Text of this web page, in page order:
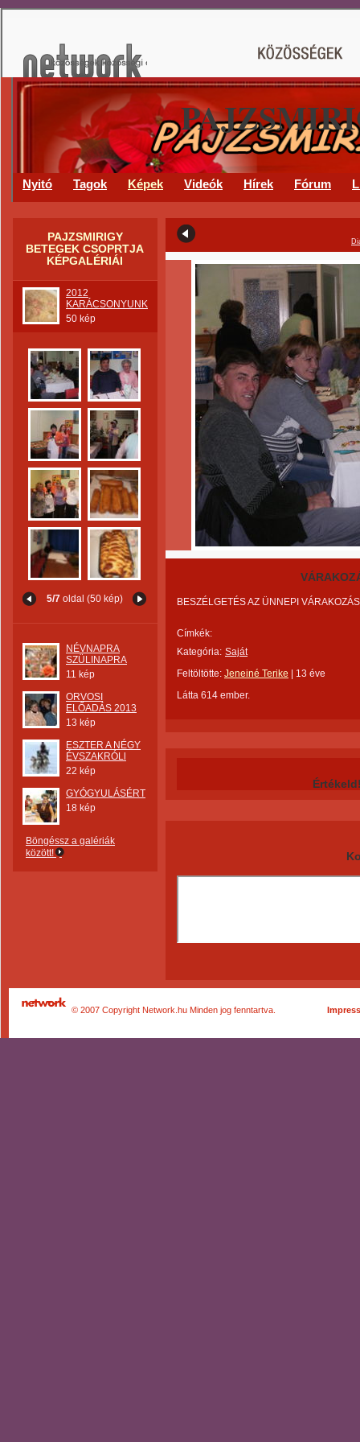
Nyitó Tagok Képek Videók Hírek Fórum
PAJZSMIRIGY
BETEGEK CSOPRTJA
KÉPGALÉRIÁI
2012
KARÁCSONYUNK
50 kép
5/7 oldal (50 kép)
NÉVNAPRA
SZÜLINAPRA
11 kép
ORVOSI
ELŐADÁS 2013
13 kép
ESZTER A NÉGY
ÉVSZAKRÓLl
22 kép
GYÓGYULÁSÉRT
18 kép
Böngéssz a galériák
között!
BESZÉLGETÉS AZ ÜNNEPI
Címkék:
Kategória: Saját
Feltöltötte: Jeneiné Terike
13 éve
Látta 614 ember.
© 2007 Copyright Network.hu Minden jog fenntartva.